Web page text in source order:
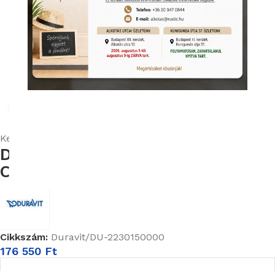
Kezdőlap
Duravit Starck 3 Fali Bidé, 1
Csaplyukkal (2230150000)
Cikkszám: Duravit/DU-2230150000
176 550 Ft